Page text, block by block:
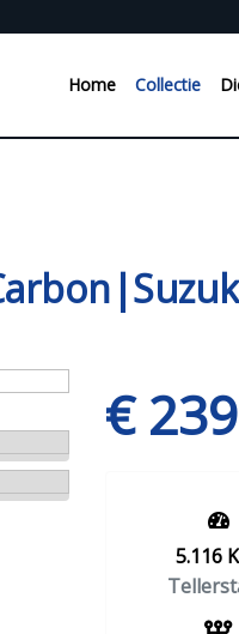
Home Collectie
€
5.116